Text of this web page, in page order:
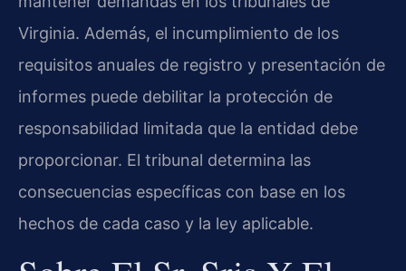
Virginia. Además, el incumplimiento de los
requisitos anuales de registro y presentación de
informes puede debilitar la protección de
responsabilidad limitada que la entidad debe
proporcionar. El tribunal determina las
consecuencias específicas con base en los
hechos de cada caso y la ley aplicable.